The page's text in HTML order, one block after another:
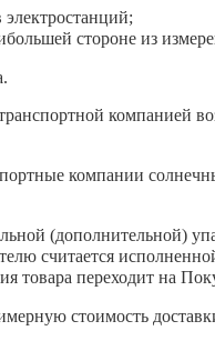
стороне из
компанией
компании
(дополнительной)
считается
товара переходит на
стоимость